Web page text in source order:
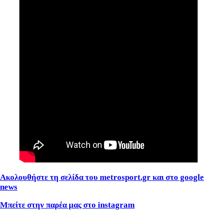
Ακολουθήστε τη σελίδα του metrosport.gr και στο google
news
Μπείτε στην παρέα μας στο instagram